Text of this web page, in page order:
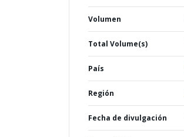
Volumen
Total Volume(s)
País
Región
Fecha de divulgación